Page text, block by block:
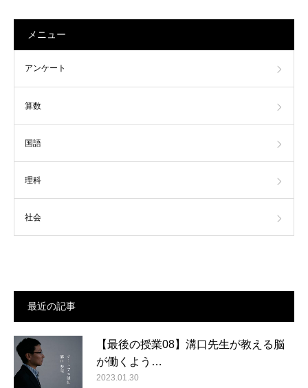
メニュー
アンケート
算数
国語
理科
社会
最近の記事
【最後の授業08】溝口先生が教える脳
が働くよう…
2023.01.30